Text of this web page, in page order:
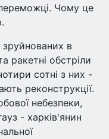
Чому це
зруйнованих в
ракетні обстріли
сотні з них -
реконструкції.
небезпеки,
- харків'янин